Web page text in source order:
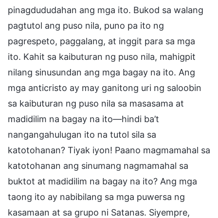
pinagdududahan ang mga ito. Bukod sa walang
pagtutol ang puso nila, puno pa ito ng
pagrespeto, paggalang, at inggit para sa mga
ito. Kahit sa kaibuturan ng puso nila, mahigpit
nilang sinusundan ang mga bagay na ito. Ang
mga anticristo ay may ganitong uri ng saloobin
sa kaibuturan ng puso nila sa masasama at
madidilim na bagay na ito—hindi ba’t
nangangahulugan ito na tutol sila sa
katotohanan? Tiyak iyon! Paano magmamahal sa
katotohanan ang sinumang nagmamahal sa
buktot at madidilim na bagay na ito? Ang mga
taong ito ay nabibilang sa mga puwersa ng
kasamaan at sa grupo ni Satanas. Siyempre,